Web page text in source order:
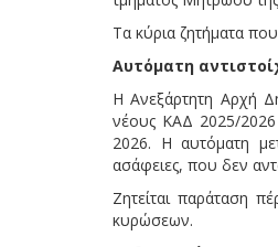
Τα κύρια ζητήματα
Αυτόματη
Η Ανεξάρτητη Αρχή
νέους ΚΑΔ 2025/2026
2026. Η αυτόματη
ασάφειες, που δεν
Ζητείται παράταση
κυρώσεων.